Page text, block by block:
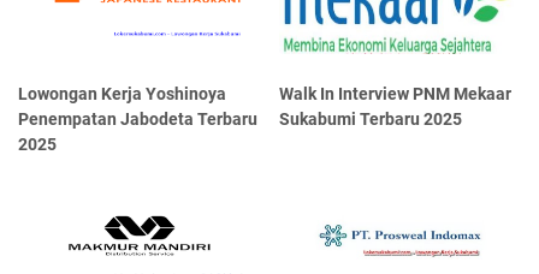
Lowongan Kerja Yoshinoya
Penempatan Jabodeta Terbaru
2025
Walk In Interview PNM Mekaar
Sukabumi Terbaru 2025